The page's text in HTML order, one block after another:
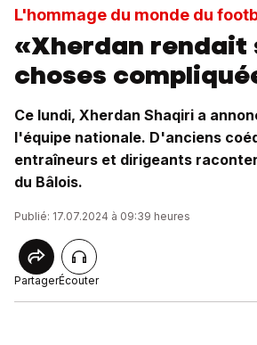
L'hommage du monde du
«Xherdan rendait
choses
Ce lundi, Xherdan Shaqiri a
l'équipe nationale. D'anciens
entraîneurs et dirigeants
du Bâlois.
Publié: 17.07.2024 à 09:39 heures
PartagerÉcouter